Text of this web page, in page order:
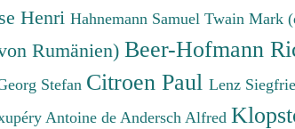
Henri Hahnemann Samuel Twain Mark
Rumänien) Beer-Hofmann
Stefan Citroen Paul Lenz
Antoine de Andersch Alfred